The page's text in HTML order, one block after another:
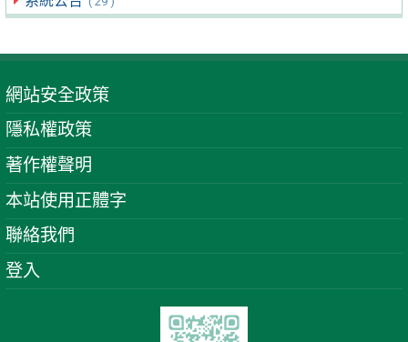
網站安全政策
隱私權政策
著作權聲明
本站使用正體字
聯絡我們
登入